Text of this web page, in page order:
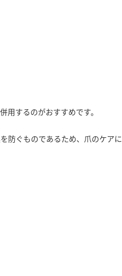
用するのがおすすめです。
防ぐものであるため、爪のケアに